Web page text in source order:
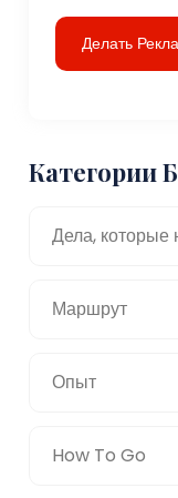
Делать
Категории
Дела, которые
Маршрут
Опыт
How To Go